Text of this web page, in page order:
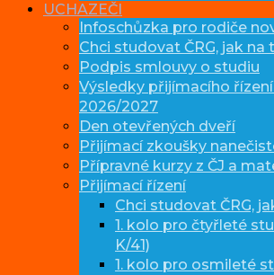
UCHAZEČI
Infoschůzka pro rodiče
Chci studovat ČRG, jak na
Podpis smlouvy o studiu
Výsledky přijímacího
2026/2027
Den otevřených dveří
Přijímací zkoušky
Přípravné kurzy z ČJ a
Přijímací řízení
Chci studovat ČRG,
1. kolo pro čtyřleté
K/41)
1. kolo pro osmileté